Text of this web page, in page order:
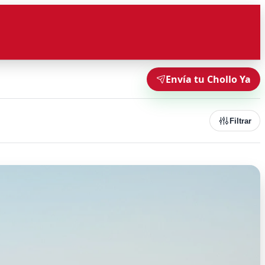
Envía tu Chollo Ya
Filtrar